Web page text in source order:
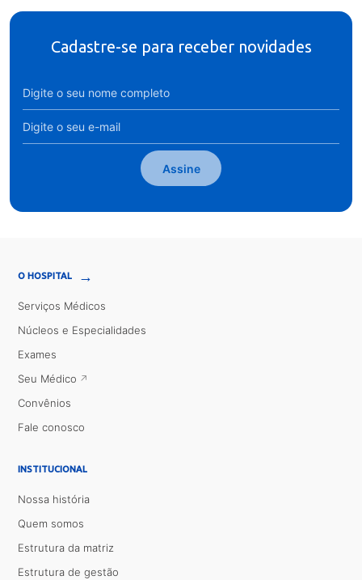
Cadastre-se para receber novidades
Assine
O HOSPITAL →
Serviços Médicos
Núcleos e Especialidades
Exames
Seu Médico
Convênios
Fale conosco
INSTITUCIONAL
Nossa história
Quem somos
Estrutura da matriz
Estrutura de gestão